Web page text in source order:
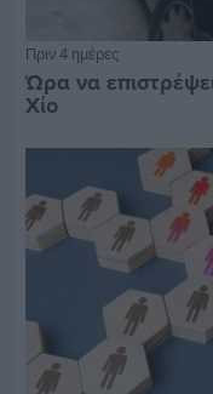
Πριν 4 ημέρες
Ώρα να
Χίο